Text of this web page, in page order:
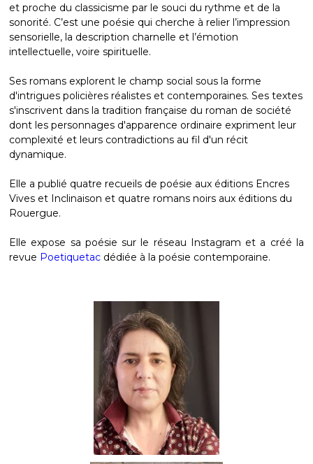
et proche du classicisme par le souci du rythme et de la
sonorité. C’est une poésie qui cherche à relier l’impression
sensorielle, la description charnelle et l’émotion
intellectuelle, voire spirituelle.
Ses romans explorent le champ social sous la forme
d'intrigues policières réalistes et contemporaines. Ses textes
s'inscrivent dans la tradition française du roman de société
dont les personnages d'apparence ordinaire expriment leur
complexité et leurs contradictions au fil d'un récit
dynamique.
Elle a publié quatre recueils de poésie aux éditions Encres
Vives et Inclinaison et quatre romans noirs aux éditions du
Rouergue.
Elle expose sa poésie sur le réseau Instagram et a créé la
revue Poetiquetac dédiée à la poésie contemporaine.